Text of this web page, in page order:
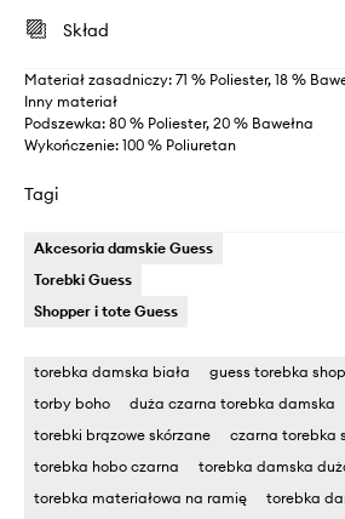
Skład
Materiał zasadniczy: 71 % Poliester, 18 %
Inny materiał
Podszewka: 80 % Poliester, 20 % Bawełna
Wykończenie: 100 % Poliuretan
Tagi
Akcesoria damskie Guess
Torebki Guess
Shopper i tote Guess
torebka damska biała
guess torebka
torby boho
duża czarna torebka damska
torebki brązowe skórzane
czarna torebka
torebka hobo czarna
torebka damska
torebka materiałowa na ramię
torebka